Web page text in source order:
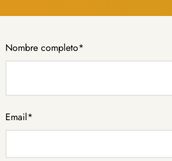
Nombre completo*
Email*